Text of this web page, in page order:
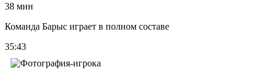
38 мин
Команда Барыс играет в полном составе
35:43